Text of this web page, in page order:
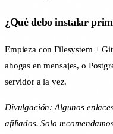
¿Qué debo instalar
Empieza con Filesystem +
ahogas en mensajes, o
servidor a la vez.
Divulgación: Algunos
afiliados. Solo